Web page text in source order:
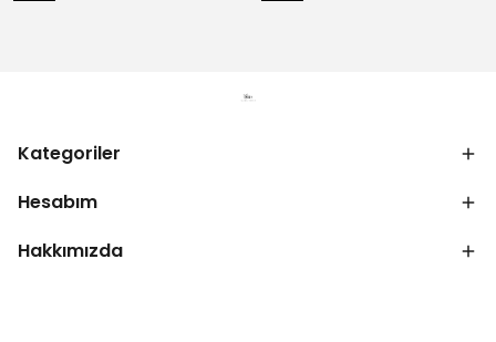
Kategoriler
Hesabım
Hakkımızda